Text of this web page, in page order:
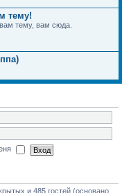
тему!
тему, вам сюда.
и 485 гостей (основано